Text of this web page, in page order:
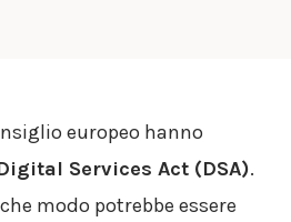
europeo hanno
Services Act (DSA).
modo potrebbe essere